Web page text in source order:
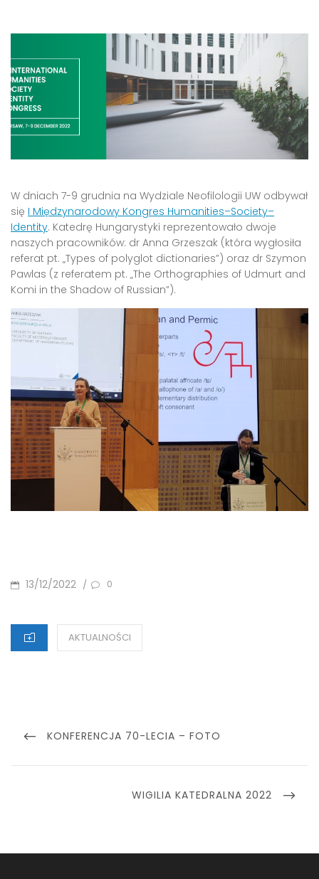
W dniach 7-9 grudnia na Wydziale Neofilologii UW odbywał
się I Międzynarodowy Kongres Humanities–Society–
Identity. Katedrę Hungarystyki reprezentowało dwoje
naszych pracowników: dr Anna Grzeszak (która wygłosiła
referat pt. „Types of polyglot dictionaries”) oraz dr Szymon
Pawlas (z referatem pt. „The Orthographies of Udmurt and
Komi in the Shadow of Russian”).
POSTED
13/12/2022 / 0
CATEGORIES
AKTUALNOŚCI
wpisuPREVIOUS
KONFERENCJA 70-LECIA – FOTO
NEXT
WIGILIA KATEDRALNA 2022